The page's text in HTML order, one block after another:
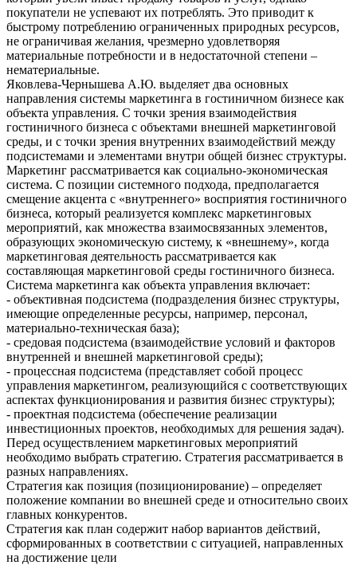
покупатели не успевают их потреблять. Это приводит к
быстрому потреблению ограниченных природных ресурсов,
не ограничивая желания, чрезмерно удовлетворяя
материальные потребности и в недостаточной степени –
нематериальные.
Яковлева-Чернышева А.Ю. выделяет два основных
направления системы маркетинга в гостиничном бизнесе как
объекта управления. С точки зрения взаимодействия
гостиничного бизнеса с объектами внешней маркетинговой
среды, и с точки зрения внутренних взаимодействий между
подсистемами и элементами внутри общей бизнес структуры.
Маркетинг рассматривается как социально-экономическая
система. С позиции системного подхода, предполагается
смещение акцента с «внутреннего» восприятия гостиничного
бизнеса, который реализуется комплекс маркетинговых
мероприятий, как множества взаимосвязанных элементов,
образующих экономическую систему, к «внешнему», когда
маркетинговая деятельность рассматривается как
составляющая маркетинговой среды гостиничного бизнеса.
Система маркетинга как объекта управления включает:
- объективная подсистема (подразделения бизнес структуры,
имеющие определенные ресурсы, например, персонал,
материально-техническая база);
- средовая подсистема (взаимодействие условий и факторов
внутренней и внешней маркетинговой среды);
- процессная подсистема (представляет собой процесс
управления маркетингом, реализующийся с соответствующих
аспектах функционирования и развития бизнес структуры);
- проектная подсистема (обеспечение реализации
инвестиционных проектов, необходимых для решения задач).
Перед осуществлением маркетинговых мероприятий
необходимо выбрать стратегию. Стратегия рассматривается в
разных направлениях.
Стратегия как позиция (позиционирование) – определяет
положение компании во внешней среде и относительно своих
главных конкурентов.
Стратегия как план содержит набор вариантов действий,
сформированных в соответствии с ситуацией, направленных
на достижение цели